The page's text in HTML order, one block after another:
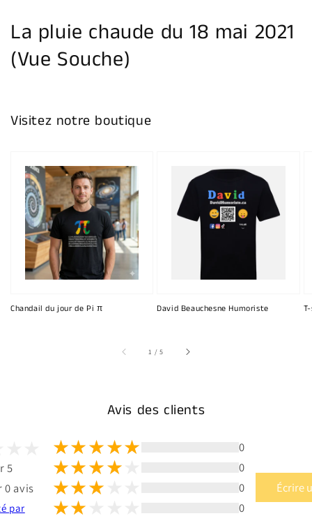
La pluie chaude du 18 mai 2021
(Vue Souche)
Visitez notre boutique
Chandail du jour de Pi π David Beauchesne Humoriste
1 /sur
5
Avis des clients
5
0 avis
par
0
0
0
0
Écrire